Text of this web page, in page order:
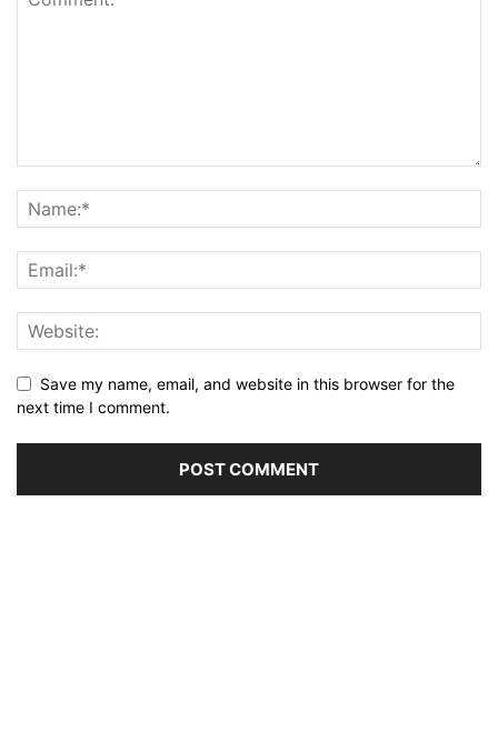
Save my name, email, and website in this browser for the
next time I comment.